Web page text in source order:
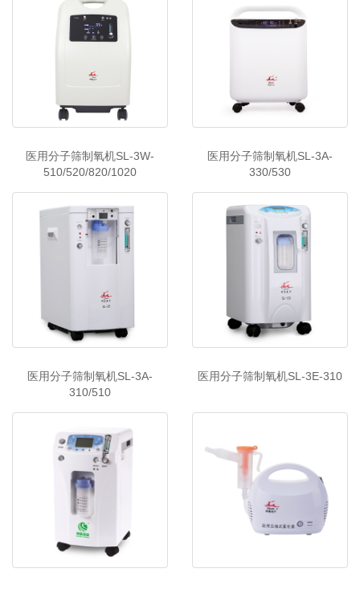
医用分子筛制氧机SL-3W-
510/520/820/1020
医用分子筛制氧机SL-3A-
330/530
医用分子筛制氧机SL-3A-
310/510
医用分子筛制氧机SL-3E-310